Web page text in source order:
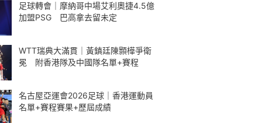
足球轉會｜摩納哥中場艾利奧捷4.5億
加盟PSG 巴高拿去留未定
WTT瑞典大滿貫｜黃鎮廷陳顥樺爭衛
冕 附香港隊及中國隊名單+賽程
名古屋亞運會2026足球｜香港運動員
名單+賽程賽果+歷屆成績